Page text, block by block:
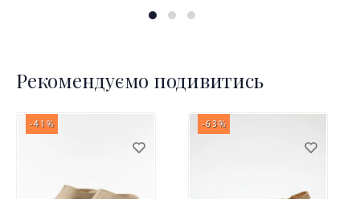
Рекомендуємо подивитись
-41% -63%